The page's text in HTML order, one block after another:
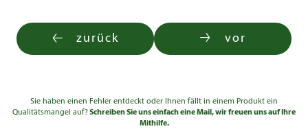
zurück vor
Sie haben einen Fehler entdeckt oder Ihnen fällt in einem Produkt ein
Qualitätsmangel auf?Schreiben Sie uns einfach eine Mail, wir freuen uns auf Ihre
Mithilfe.